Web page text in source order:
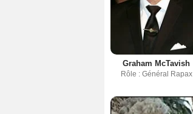
Graham McTavish
Rôle : Général Rapax